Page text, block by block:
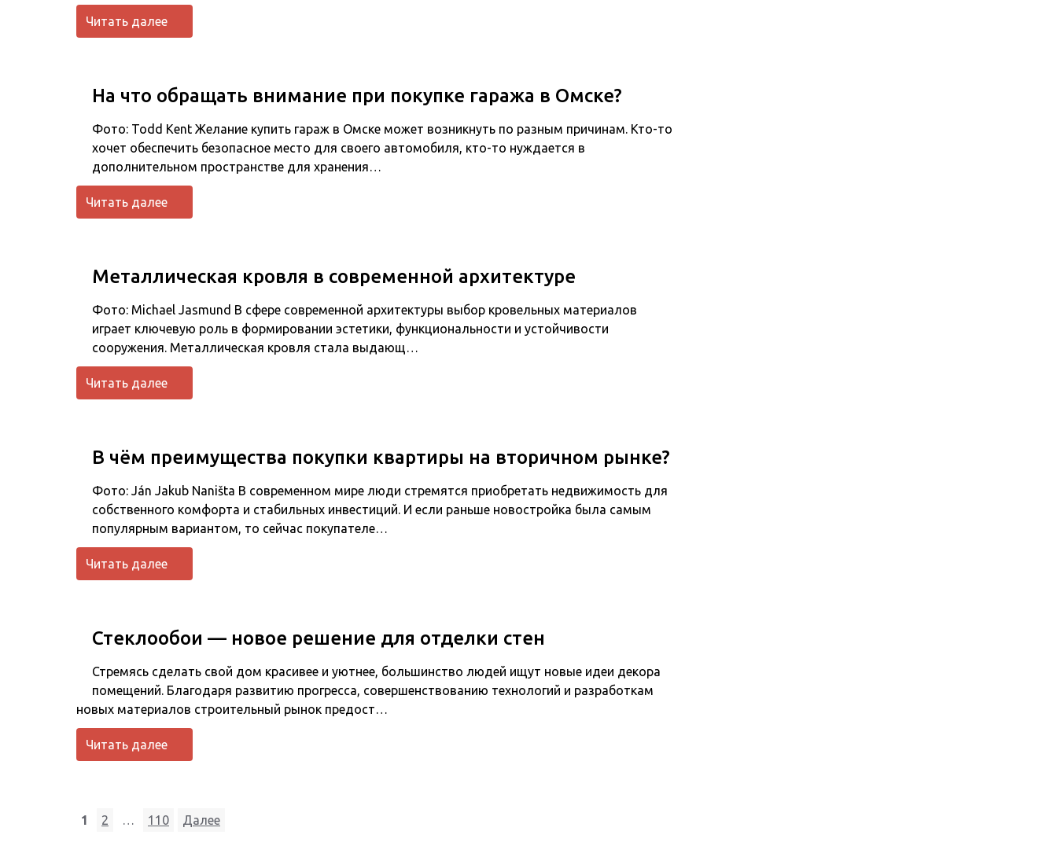
Читать далее
На что обращать внимание при покупке гаража в Омске?
Фото: Todd Kent Желание купить гараж в Омске может возникнуть по разным причинам. Кто-то
хочет обеспечить безопасное место для своего автомобиля, кто-то нуждается в
дополнительном пространстве для хранения…
Читать далее
Металлическая кровля в современной архитектуре
Фото: Michael Jasmund В сфере современной архитектуры выбор кровельных материалов
играет ключевую роль в формировании эстетики, функциональности и устойчивости
сооружения. Металлическая кровля стала выдающ…
Читать далее
В чём преимущества покупки квартиры на вторичном рынке?
Фото: Ján Jakub Naništa В современном мире люди стремятся приобретать недвижимость для
собственного комфорта и стабильных инвестиций. И если раньше новостройка была самым
популярным вариантом, то сейчас покупателе…
Читать далее
Стеклообои — новое решение для отделки стен
Стремясь сделать свой дом красивее и уютнее, большинство людей ищут новые идеи декора
помещений. Благодаря развитию прогресса, совершенствованию технологий и разработкам
новых материалов строительный рынок предост…
Читать далее
Пагинация
1 2 … 110 Далее